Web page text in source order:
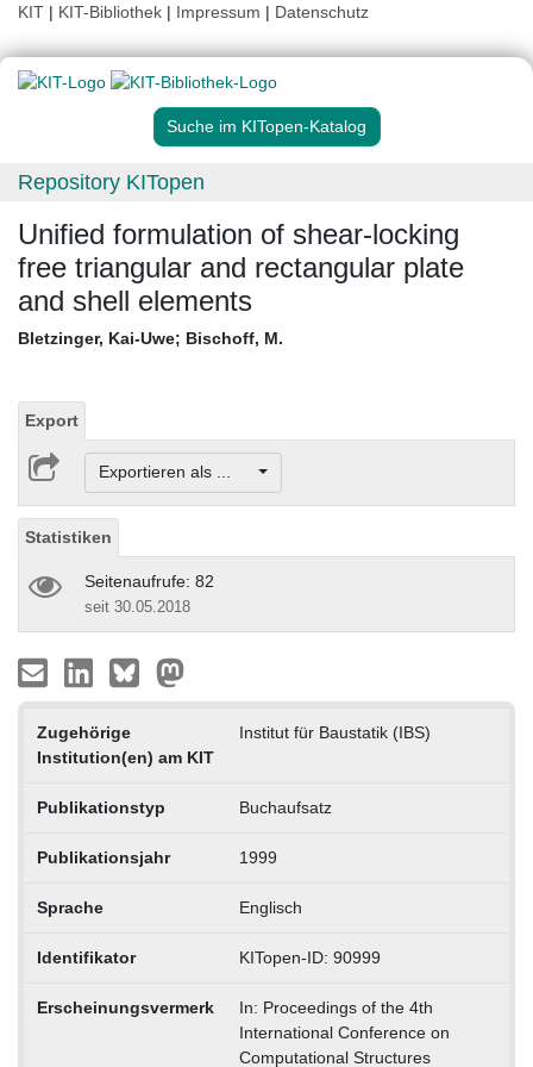
KIT | KIT-Bibliothek | Impressum | Datenschutz
Suche im KITopen-Katalog
Repository KITopen
Unified formulation of shear-locking
free triangular and rectangular plate
and shell elements
Bletzinger, Kai-Uwe; Bischoff, M.
Export
Exportieren als ...
Statistiken
Seitenaufrufe: 82
seit 30.05.2018
Zugehörige
Institution(en) am KIT
Institut für Baustatik (IBS)
Publikationstyp Buchaufsatz
Publikationsjahr 1999
Sprache Englisch
Identifikator KITopen-ID: 90999
Erscheinungsvermerk
In: Proceedings of the 4th
International Conference on
Computational Structures